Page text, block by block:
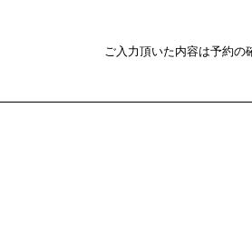
お申し出により、相談担当弁理士
として有料となります。また、そ
をご承知下さい。
ご入力頂いた内容は予約の